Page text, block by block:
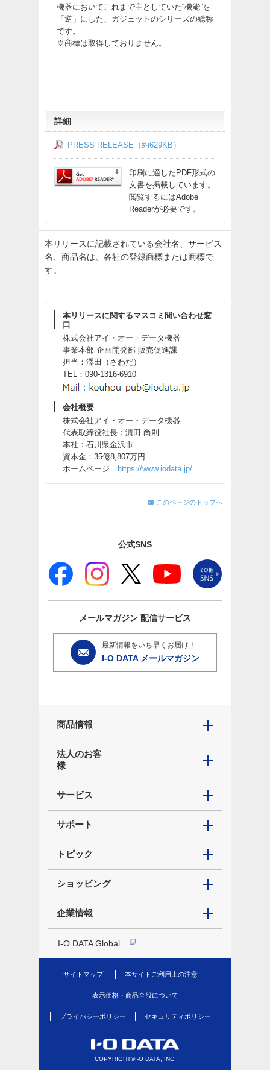
機器においてこれまで主としていた“機能”を
「逆」にした、ガジェットのシリーズの総称
です。
※商標は取得しておりません。
詳細
PRESS RELEASE（約629KB）
印刷に適したPDF形式の
文書を掲載しています。
閲覧するにはAdobe
Readerが必要です。
本リリースに記載されている会社名、サービス
名、商品名は、各社の登録商標または商標で
す。
本リリースに関するマスコミ問い合わせ窓
口
株式会社アイ・オー・データ機器
事業本部 企画開発部 販売促進課
担当：澤田（さわだ）
TEL：090-1316-6910
会社概要
株式会社アイ・オー・データ機器
代表取締役社長：濵田 尚則
本社：石川県金沢市
資本金：35億8,807万円
ホームページ
https://www.iodata.jp/
このページのトップへ
公式SNS
メールマガジン 配信サービス
最新情報をいち早くお届け！
I-O DATA メールマガジン
商品情報
法人のお客
様
サービス
サポート
トピック
ショッピング
企業情報
I-O DATA Global
サイトマップ 本サイトご利用上の注意
表示価格・商品全般について
プライバシーポリシー セキュリティポリシー
COPYRIGHT©I-O DATA, INC.